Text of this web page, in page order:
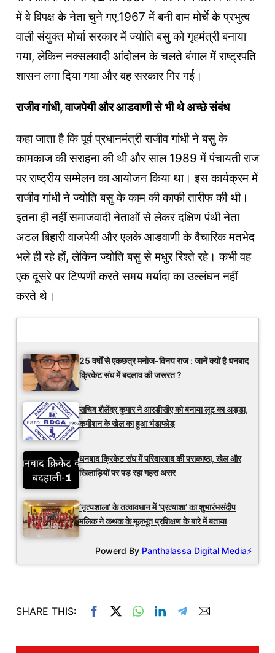
में वे विपक्ष के नेता चुने गए.1967 में बनी वाम मोर्चे के प्रभुत्व
वाली संयुक्त मोर्चा सरकार में ज्योति बसु को गृहमंत्री बनाया
गया, लेकिन नक्सलवादी आंदोलन के चलते बंगाल में राष्ट्रपति
शासन लगा दिया गया और वह सरकार गिर गई।
राजीव गांधी, वाजपेयी और आडवाणी से भी थे अच्छे संबंध
कहा जाता है कि पूर्व प्रधानमंत्री राजीव गांधी ने बसु के
कामकाज की सराहना की थी और साल 1989 में पंचायती राज
पर राष्ट्रीय सम्मेलन का आयोजन किया था। इस कार्यक्रम में
राजीव गांधी ने ज्योति बसु के काम की काफी तारीफ की थी।
इतना ही नहीं समाजवादी नेताओं से लेकर दक्षिण पंथी नेता
अटल बिहारी वाजपेयी और एलके आडवाणी के वैचारिक मतभेद
भले ही रहे हों, लेकिन ज्योति बसु से मधुर रिश्ते रहे। कभी वह
एक दूसरे पर टिप्पणी करते समय मर्यादा का उल्लंघन नहीं
करते थे।
25 वर्षों से एकछत्र मनोज-विनय राज : जानें क्यों है धनबाद
क्रिकेट संघ में बदलाव की जरूरत ?
सचिव शैलेंद्र कुमार ने आरडीसीए को बनाया लूट का अड्डा,
कमीशन के खेल का हुआ भंडाफोड़
धनबाद क्रिकेट संघ में परिवारवाद की पराकाष्ठा, खेल और
खिलाड़ियों पर पड़ रहा गहरा असर
‘नृत्यशाला’ के तत्वावधान में ‘प्रत्याशा’ का शुभारंभसंदीप
मलिक ने कथक के मूलभूत प्रशिक्षण के बारे में बताया
Powerd By Panthalassa Digital Media⚡
SHARE THIS: